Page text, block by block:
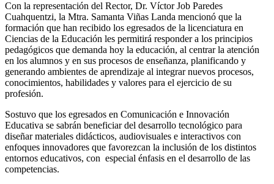
Con la representación del Rector, Dr. Víctor Job Paredes
Cuahquentzi, la Mtra. Samanta Viñas Landa mencionó que la
formación que han recibido los egresados de la licenciatura en
Ciencias de la Educación les permitirá responder a los principios
pedagógicos que demanda hoy la educación, al centrar la atención
en los alumnos y en sus procesos de enseñanza, planificando y
generando ambientes de aprendizaje al integrar nuevos procesos,
conocimientos, habilidades y valores para el ejercicio de su
profesión.
Sostuvo que los egresados en Comunicación e Innovación
Educativa se sabrán beneficiar del desarrollo tecnológico para
diseñar materiales didácticos, audiovisuales e interactivos con
enfoques innovadores que favorezcan la inclusión de los distintos
entornos educativos, con especial énfasis en el desarrollo de las
competencias.